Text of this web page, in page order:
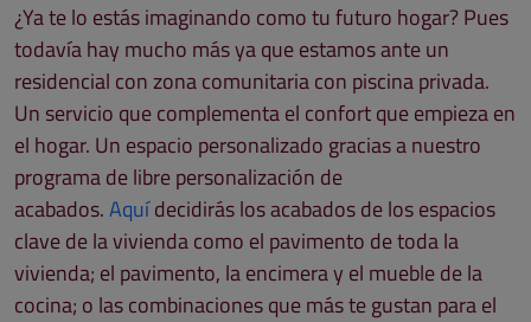
¿Ya te lo estás imaginando como tu futuro hogar? Pues
todavía hay mucho más ya que estamos ante un
residencial con zona comunitaria con piscina privada.
Un servicio que complementa el confort que empieza en
el hogar. Un espacio personalizado gracias a nuestro
programa de libre personalización de
acabados.Aquídecidirás los acabados de los espacios
clave de la vivienda como el pavimento de toda la
vivienda; el pavimento, la encimera y el mueble de la
cocina; o las combinaciones que más te gustan para el